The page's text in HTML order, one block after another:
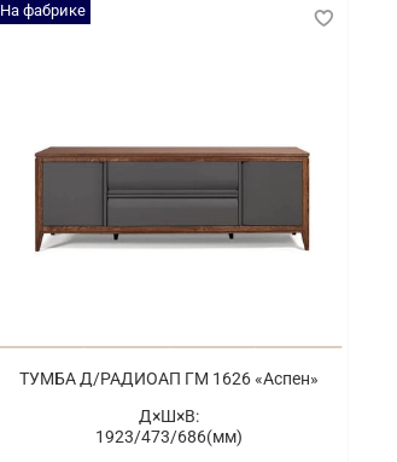
На фабрике
ТУМБА Д/РАДИОАП ГМ 1626 «Аспен»
Д×Ш×В:
1923/473/686(мм)